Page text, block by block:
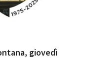
giovedì